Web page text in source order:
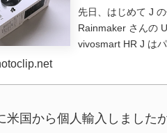
先日、はじめて J
Rainmaker さんの
vivosmart HR J は
米国から個人輸入しました